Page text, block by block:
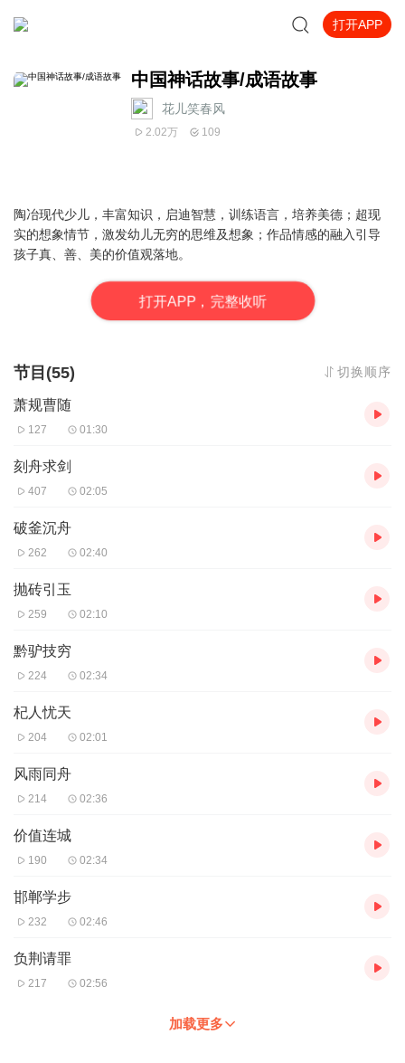
打开APP
中国神话故事/成语故事
花儿笑春风
2.02万 109
陶冶现代少儿，丰富知识，启迪智慧，训练语言，培养美德；超现
实的想象情节，激发幼儿无穷的思维及想象；作品情感的融入引导
孩子真、善、美的价值观落地。
打开APP，完整收听
节目(55) 切换顺序
萧规曹随
127 01:30
刻舟求剑
407 02:05
破釜沉舟
262 02:40
抛砖引玉
259 02:10
黔驴技穷
224 02:34
杞人忧天
204 02:01
风雨同舟
214 02:36
价值连城
190 02:34
邯郸学步
232 02:46
负荆请罪
217 02:56
加载更多